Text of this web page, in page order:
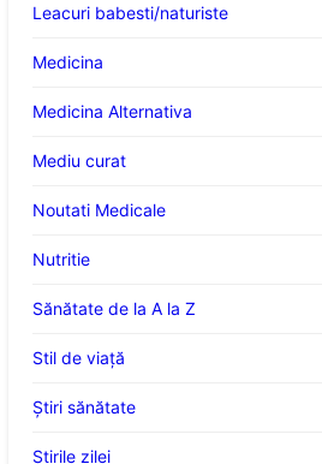
Leacuri babesti/naturiste
Medicina
Medicina Alternativa
Mediu curat
Noutati Medicale
Nutritie
Sănătate de la A la Z
Stil de viaţă
Ştiri sănătate
Știrile zilei